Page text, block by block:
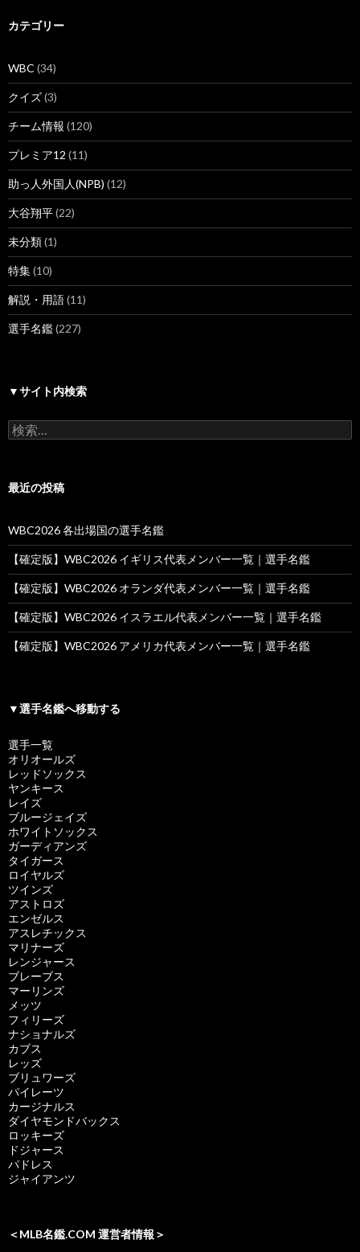
ョ
ン
カテゴリー
WBC (34)
クイズ(3)
チーム情報 (120)
プレミア12 (11)
助っ人外国人(NPB) (12)
大谷翔平(22)
未分類(1)
特集(10)
解説・用語(11)
選手名鑑(227)
▼サイト内検索
検
索:
最近の投稿
WBC2026 各出場国の選手名鑑
【確定版】WBC2026 イギリス代表メンバー一覧｜選手名鑑
【確定版】WBC2026 オランダ代表メンバー一覧｜選手名鑑
【確定版】WBC2026 イスラエル代表メンバー一覧｜選手名鑑
【確定版】WBC2026 アメリカ代表メンバー一覧｜選手名鑑
▼選手名鑑へ移動する
選手一覧
オリオールズ
レッドソックス
ヤンキース
レイズ
ブルージェイズ
ホワイトソックス
ガーディアンズ
タイガース
ロイヤルズ
ツインズ
アストロズ
エンゼルス
アスレチックス
マリナーズ
レンジャース
ブレーブス
マーリンズ
メッツ
フィリーズ
ナショナルズ
カブス
レッズ
ブリュワーズ
パイレーツ
カージナルス
ダイヤモンドバックス
ロッキーズ
ドジャース
パドレス
ジャイアンツ
＜MLB名鑑.COM 運営者情報＞